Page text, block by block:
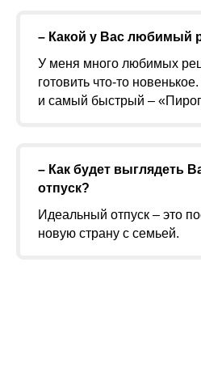
– Какой у Вас любимый
У меня много любимых
готовить что-то
и самый быстрый –
– Как будет выглядеть
отпуск?
Идеальный отпуск – это
новую страну с семьей.